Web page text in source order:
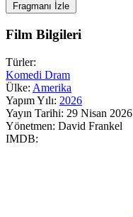
Fragmanı İzle
Film Bilgileri
Türler:
Komedi Dram
Ülke: Amerika
Yapım Yılı: 2026
Yayın Tarihi: 29 Nisan 2026
Yönetmen: David Frankel
IMDB: